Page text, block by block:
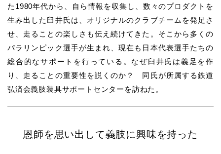
た1980年代から、自ら情報を収集し、数々のプロダクトを
生み出した臼井氏は、オリジナルのクラブチームを発足さ
せ、走ることの楽しさも伝え続けてきた。そこから多くの
パラリンピック選手が生まれ、現在も日本代表選手たちの
総合的なサポートを行っている。なぜ臼井氏は義足を作
り、走ることの重要性を説くのか？ 同氏が所属する鉄道
弘済会義肢装具サポートセンターを訪ねた。
恩師を思い出して義肢に興味を持った